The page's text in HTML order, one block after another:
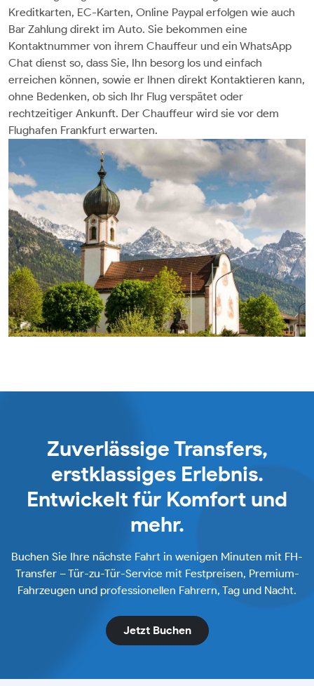
Kreditkarten, EC-Karten, Online Paypal erfolgen wie auch
Bar Zahlung direkt im Auto. Sie bekommen eine
Kontaktnummer von ihrem Chauffeur und ein WhatsApp
Chat dienst so, dass Sie, Ihn besorg los und einfach
erreichen können, sowie er Ihnen direkt Kontaktieren kann,
ohne Bedenken, ob sich Ihr Flug verspätet oder
rechtzeitiger Ankunft. Der Chauffeur wird sie vor dem
Flughafen Frankfurt erwarten.
Zuverlässige Transfers,
erstklassiges Erlebnis.
Entwickelt für Komfort und
mehr.
Buchen Sie Ihre nächste Fahrt in wenigen Minuten mit FH-
Transfer – Tür-zu-Tür-Service mit Festpreisen, Premium-
Fahrzeugen und professionellen Fahrern, Tag und Nacht.
Jetzt Buchen